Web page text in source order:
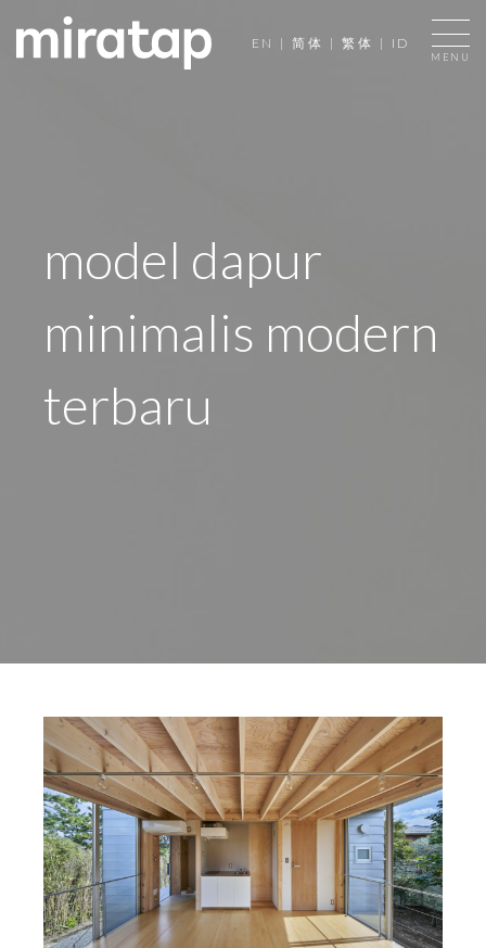
EN | 简体 | 繁体 | ID
MENU
model dapur
minimalis modern
terbaru